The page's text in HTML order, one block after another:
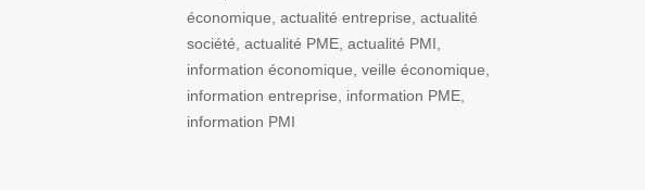
économique, actualité entreprise, actualité
société, actualité PME, actualité PMI,
information économique, veille économique,
information entreprise, information PME,
information PMI